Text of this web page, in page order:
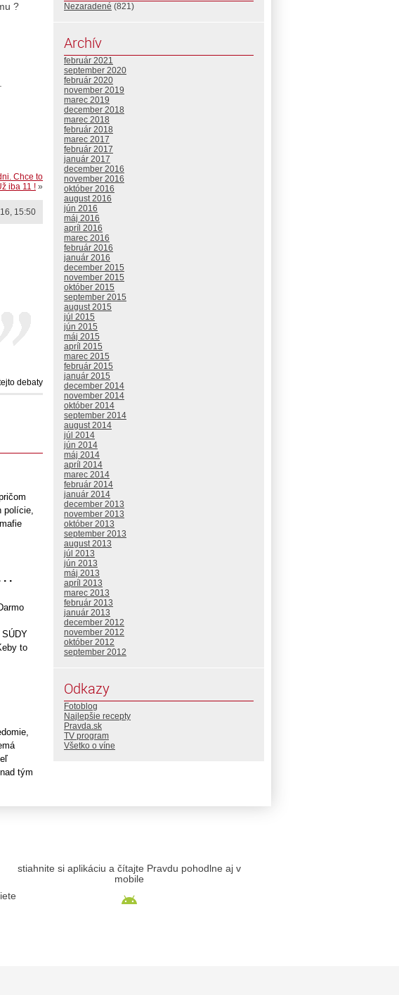
?
Chce to
iba 11 ! »
15:50
debaty
polície,
. .
to
tým
Nezaradené (821)
Archív
február 2021
september 2020
február 2020
november 2019
marec 2019
december 2018
marec 2018
február 2018
marec 2017
február 2017
január 2017
december 2016
november 2016
október 2016
august 2016
jún 2016
máj 2016
apríl 2016
marec 2016
február 2016
január 2016
december 2015
november 2015
október 2015
september 2015
august 2015
júl 2015
jún 2015
máj 2015
apríl 2015
marec 2015
február 2015
január 2015
december 2014
november 2014
október 2014
september 2014
august 2014
júl 2014
jún 2014
máj 2014
apríl 2014
marec 2014
február 2014
január 2014
december 2013
november 2013
október 2013
september 2013
august 2013
júl 2013
jún 2013
máj 2013
apríl 2013
marec 2013
február 2013
január 2013
december 2012
november 2012
október 2012
september 2012
Odkazy
Fotoblog
Najlepšie recepty
Pravda.sk
TV program
Všetko o víne
stiahnite si aplikáciu a čítajte Pravdu pohodlne aj v
mobile